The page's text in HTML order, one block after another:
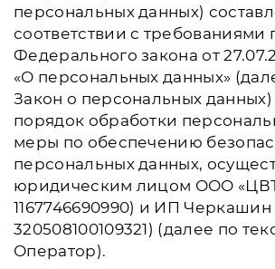
персональных данных)
соответствии с требованиями п.
Федерального закона от
«О персональных данных»
Закон о персональных
порядок обработки
меры по обеспечению
персональных данных,
юридическим лицом ООО
1167746690990) и ИП
320508100109321) (далее по
Оператор).